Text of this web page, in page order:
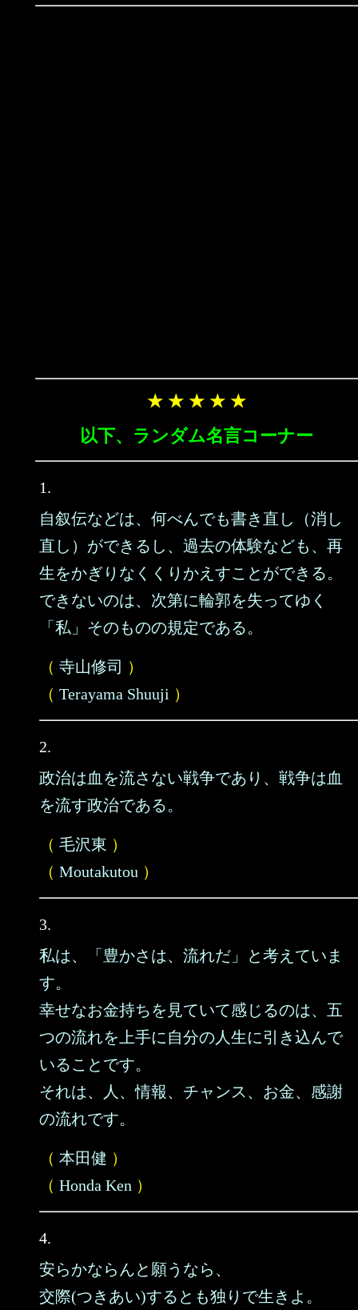
★ ★ ★ ★ ★
以下、ランダム名言コーナー
1.
自叙伝などは、何べんでも書き直し（消し
直し）ができるし、過去の体験なども、再
生をかぎりなくくりかえすことができる。
できないのは、次第に輪郭を失ってゆく
「私」そのものの規定である。
（ 寺山修司 ）
（ Terayama Shuuji ）
2.
政治は血を流さない戦争であり、戦争は血
を流す政治である。
（ 毛沢東 ）
（ Moutakutou ）
3.
私は、「豊かさは、流れだ」と考えていま
す。
幸せなお金持ちを見ていて感じるのは、五
つの流れを上手に自分の人生に引き込んで
いることです。
それは、人、情報、チャンス、お金、感謝
の流れです。
（ 本田健 ）
（ Honda Ken ）
4.
安らかならんと願うなら、
交際(つきあい)するとも独りで生きよ。